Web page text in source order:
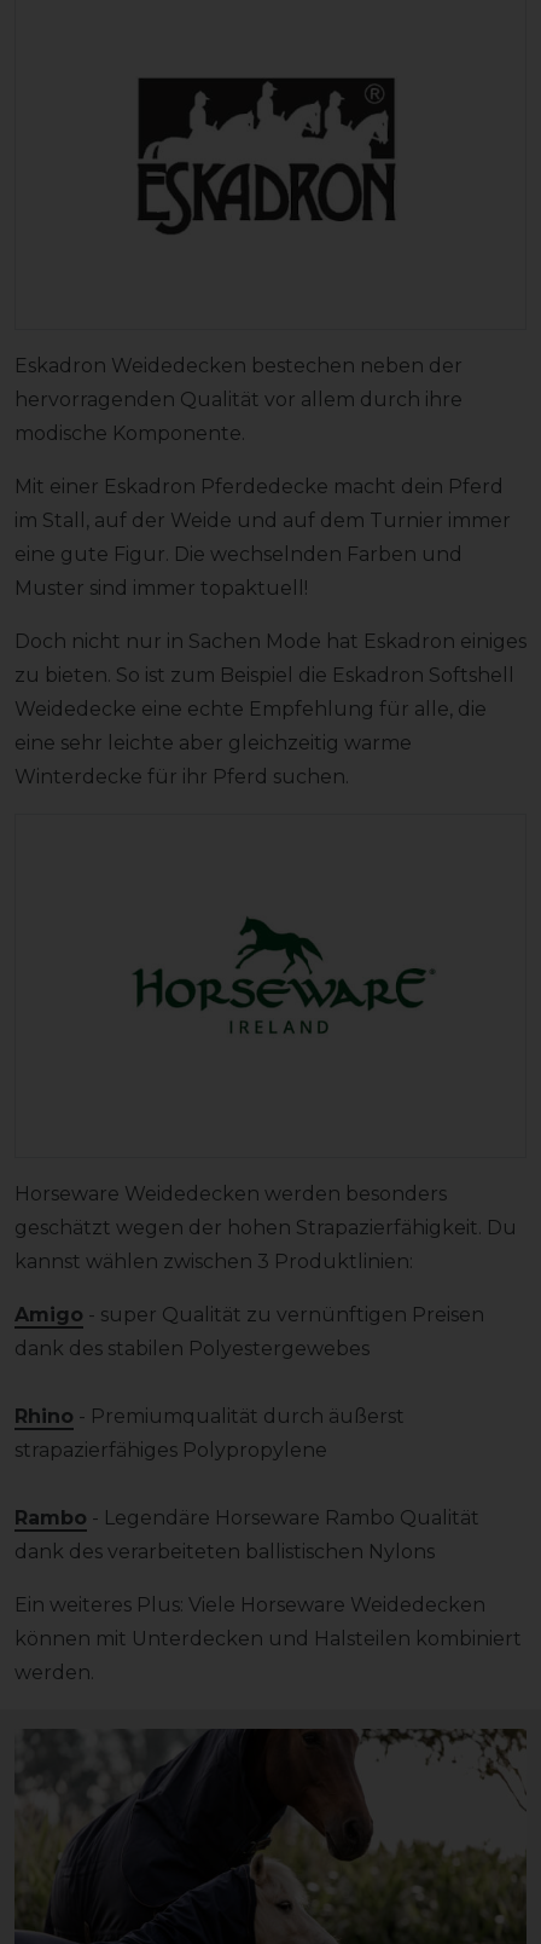
Eskadron Weidedecken bestechen neben der
hervorragenden Qualität vor allem durch ihre
modische Komponente.
Mit einer Eskadron Pferdedecke macht dein Pferd
im Stall, auf der Weide und auf dem Turnier immer
eine gute Figur. Die wechselnden Farben und
Muster sind immer topaktuell!
Doch nicht nur in Sachen Mode hat Eskadron einiges
zu bieten. So ist zum Beispiel die Eskadron Softshell
Weidedecke eine echte Empfehlung für alle, die
eine sehr leichte aber gleichzeitig warme
Winterdecke für ihr Pferd suchen.
Horseware Weidedecken werden besonders
geschätzt wegen der hohen Strapazierfähigkeit. Du
kannst wählen zwischen 3 Produktlinien:
Amigo - super Qualität zu vernünftigen Preisen
dank des stabilen Polyestergewebes
Rhino - Premiumqualität durch äußerst
strapazierfähiges Polypropylene
Rambo - Legendäre Horseware Rambo Qualität
dank des verarbeiteten ballistischen Nylons
Ein weiteres Plus: Viele Horseware Weidedecken
können mit Unterdecken und Halsteilen kombiniert
werden.